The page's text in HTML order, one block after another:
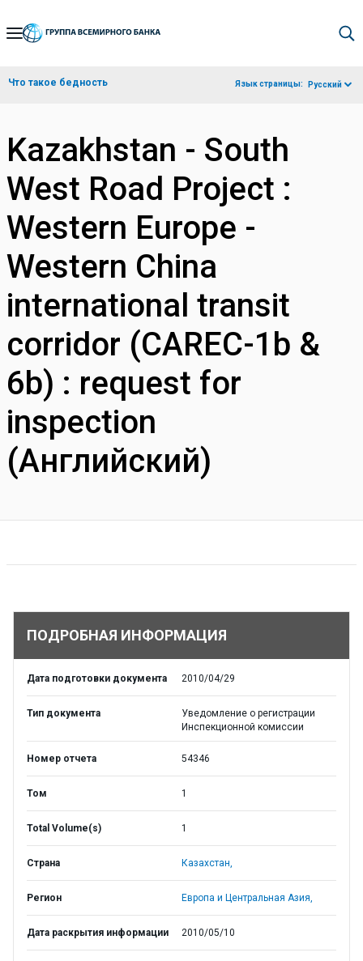
Skip
Navigation
Что такое бедность Язык страницы: Русский
Kazakhstan - South
West Road Project :
Western Europe -
Western China
international transit
corridor (CAREC-1b &
6b) : request for
inspection
(Английский)
ПОДРОБНАЯ ИНФОРМАЦИЯ
Дата подготовки документа 2010/04/29
Тип документа
Уведомление о регистрации
Инспекционной комиссии
Номер отчета 54346
Том 1
Total Volume(s) 1
Страна Казахстан,
Регион Европа и Центральная Азия,
Дата раскрытия информации 2010/05/10